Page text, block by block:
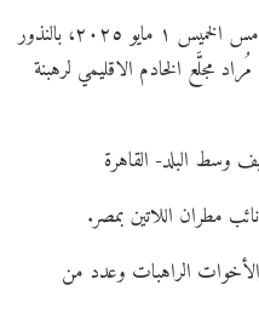
احتفلت رهبنة الإخوة الأصاغر بمصر، أمس الخميس ١ مايو ٢٠٢٥، بالنذور
مجلَّع الخادم الاقليمي لرهبنة
وسط البلد- القاهرة
مطران اللاتين بمصر.
الراهبات وعدد من